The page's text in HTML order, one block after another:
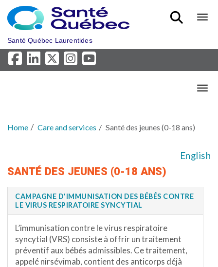
Skip to main content
Santé Québec Laurentides
Home Care and services Santé des jeunes (0-18 ans)
English
SANTÉ DES JEUNES (0-18 ANS)
CAMPAGNE D'IMMUNISATION DES BÉBÉS CONTRE
LE VIRUS RESPIRATOIRE SYNCYTIAL
L’immunisation contre le virus respiratoire
syncytial (VRS) consiste à offrir un traitement
préventif aux bébés admissibles. Ce traitement,
appelé nirsévimab, contient des anticorps déjà